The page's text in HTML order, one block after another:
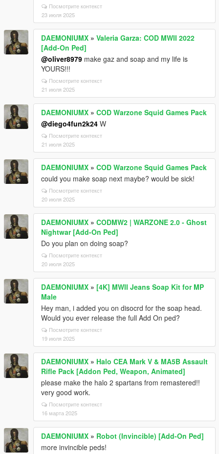
Посмотрите контекст
23 июля 2025
DAEMONIUMX » Valeria Garza: COD MWII 2022
[Add-On Ped]
@oliver8979 make gaz and soap and my life is
YOURS!!!
Посмотрите контекст
21 июля 2025
DAEMONIUMX » COD Warzone Squid Games Pack
@diego4fun2k24 W
Посмотрите контекст
21 июля 2025
DAEMONIUMX » COD Warzone Squid Games Pack
could you make soap next maybe? would be sick!
Посмотрите контекст
20 июля 2025
DAEMONIUMX » CODMW2 | WARZONE 2.0 - Ghost
Nightwar [Add-On Ped]
Do you plan on doing soap?
Посмотрите контекст
20 июля 2025
DAEMONIUMX » [4K] MWII Jeans Soap Kit for MP
Male
Hey man, i added you on disocrd for the soap head.
Would you ever release the full Add On ped?
Посмотрите контекст
19 июля 2025
DAEMONIUMX » Halo CEA Mark V & MA5B Assault
Rifle Pack [Addon Ped, Weapon, Animated]
please make the halo 2 spartans from remastered!!
very good work.
Посмотрите контекст
16 марта 2025
DAEMONIUMX » Robot (Invincible) [Add-On Ped]
more invincible peds!